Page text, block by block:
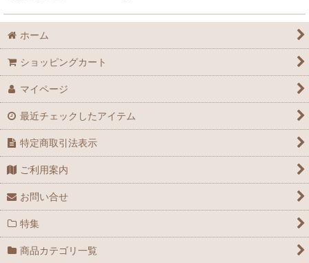
ホーム
ショッピングカート
マイページ
最近チェックしたアイテム
特定商取引法表示
ご利用案内
お問い合せ
特集
商品カテゴリ一覧